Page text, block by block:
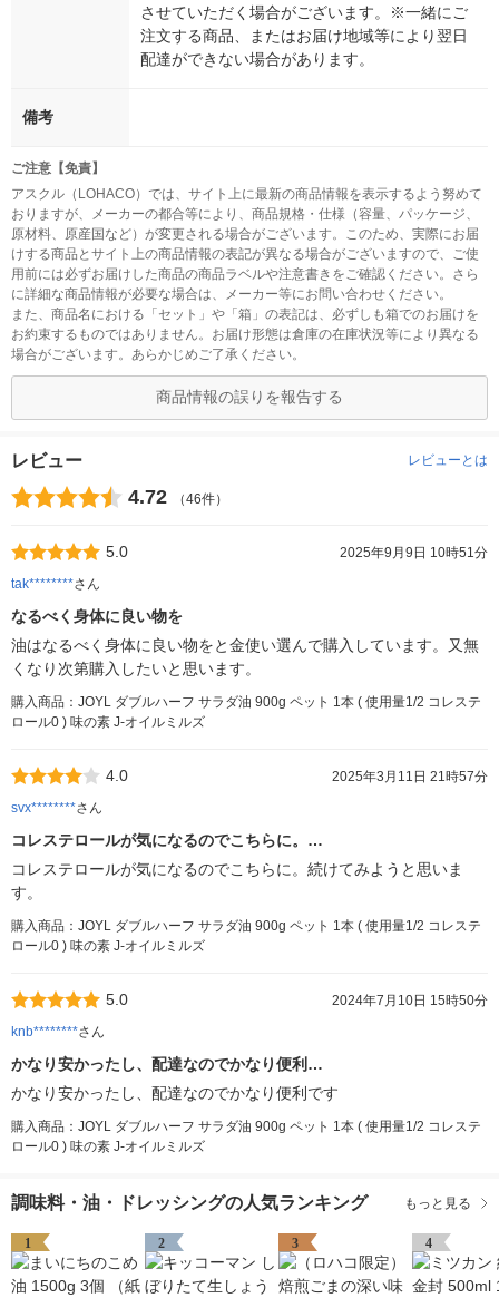
させていただく場合がございます。※一緒にご
注文する商品、またはお届け地域等により翌日
配達ができない場合があります。
備考
ご注意【免責】
アスクル（LOHACO）では、サイト上に最新の商品情報を表示するよう努めて
おりますが、メーカーの都合等により、商品規格・仕様（容量、パッケージ、
原材料、原産国など）が変更される場合がございます。このため、実際にお届
けする商品とサイト上の商品情報の表記が異なる場合がございますので、ご使
用前には必ずお届けした商品の商品ラベルや注意書きをご確認ください。さら
に詳細な商品情報が必要な場合は、メーカー等にお問い合わせください。
また、商品名における「セット」や「箱」の表記は、必ずしも箱でのお届けを
お約束するものではありません。お届け形態は倉庫の在庫状況等により異なる
場合がございます。あらかじめご了承ください。
商品情報の誤りを報告する
レビュー レビューとは
4.72 （46件）
5.0
2025年9月9日 10時51分
tak********さん
なるべく身体に良い物を
油はなるべく身体に良い物をと金使い選んで購入しています。又無
くなり次第購入したいと思います。
購入商品：JOYL ダブルハーフ サラダ油 900g ペット 1本 ( 使用量1/2 コレステ
ロール0 ) 味の素 J-オイルミルズ
4.0
2025年3月11日 21時57分
svx********さん
コレステロールが気になるのでこちらに。…
コレステロールが気になるのでこちらに。続けてみようと思いま
す。
購入商品：JOYL ダブルハーフ サラダ油 900g ペット 1本 ( 使用量1/2 コレステ
ロール0 ) 味の素 J-オイルミルズ
5.0
2024年7月10日 15時50分
knb********さん
かなり安かったし、配達なのでかなり便利…
かなり安かったし、配達なのでかなり便利です
購入商品：JOYL ダブルハーフ サラダ油 900g ペット 1本 ( 使用量1/2 コレステ
ロール0 ) 味の素 J-オイルミルズ
調味料・油・ドレッシングの人気ランキング もっと見る
1 2 3 4